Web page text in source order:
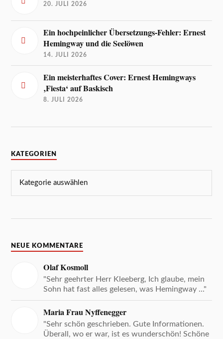
20. JULI 2026
Ein hochpeinlicher Übersetzungs-Fehler: Ernest
Hemingway und die Seelöwen
14. JULI 2026
Ein meisterhaftes Cover: Ernest Hemingways
‚Fiesta‘ auf Baskisch
8. JULI 2026
KATEGORIEN
NEUE KOMMENTARE
Olaf Kosmoll
"Sehr geehrter Herr Kleeberg, Ich glaube, mein
Sohn hat fast alles gelesen, was Hemingway ..."
Maria Frau Nyffenegger
"Sehr schön geschrieben. Gute Informationen.
Überall, wo er war, ist es wunderschön! Schöne